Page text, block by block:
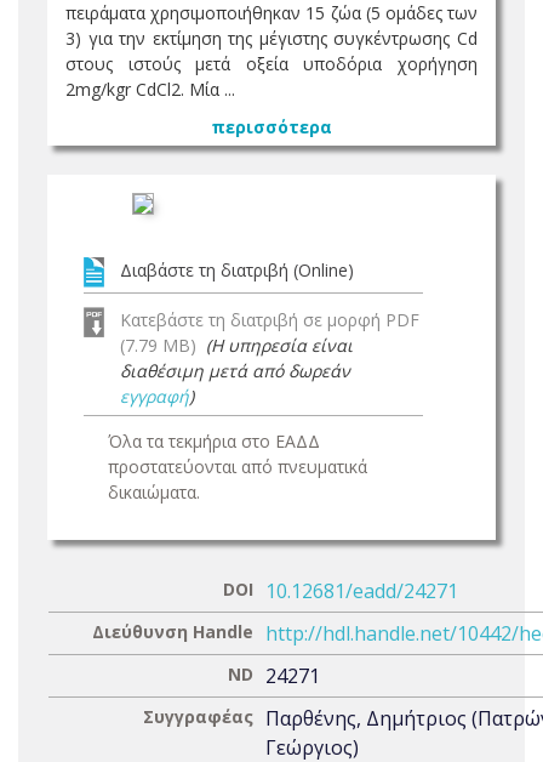
πειράματα χρησιμοποιήθηκαν 15 ζώα (5 ομάδες των
3) για την εκτίμηση της μέγιστης συγκέντρωσης Cd
στους ιστούς μετά οξεία υποδόρια χορήγηση
2mg/kgr CdCl2. Μία ...
περισσότερα
Διαβάστε τη διατριβή (Online)
Κατεβάστε τη διατριβή σε μορφή PDF
(7.79 MB) (Η υπηρεσία είναι
διαθέσιμη μετά από δωρεάν
εγγραφή)
Όλα τα τεκμήρια στο ΕΑΔΔ
προστατεύονται από πνευματικά
δικαιώματα.
DOI 10.12681/eadd/24271
Διεύθυνση Handle http://hdl.handle.net/10442/
ND 24271
Συγγραφέας Παρθένης, Δημήτριος
Γεώργιος)